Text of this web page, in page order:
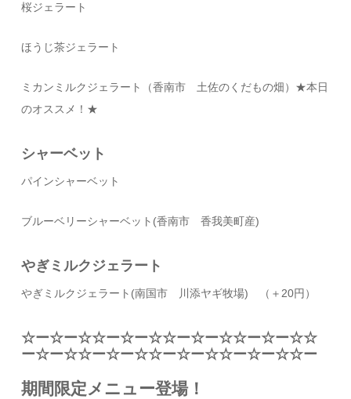
桜ジェラート
ほうじ茶ジェラート
ミカンミルクジェラート（香南市 土佐のくだもの畑）★本日
のオススメ！★
シャーベット
パインシャーベット
ブルーベリーシャーベット(香南市 香我美町産)
やぎミルクジェラート
やぎミルクジェラート(南国市 川添ヤギ牧場) （＋20円）
☆ー☆ー☆☆ー☆ー☆☆ー☆ー☆☆ー☆ー☆☆
ー☆ー☆☆ー☆ー☆☆ー☆ー☆☆ー☆ー☆☆ー
期間限定メニュー登場！